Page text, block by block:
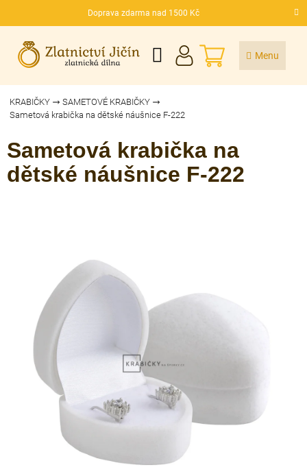
Doprava zdarma nad 1500 Kč
CZK
NÁKUPNÍ
KOŠÍK
KRABIČKY
SAMETOVÉ KRABIČKY
Sametová krabička na dětské náušnice F-222
Sametová krabička na
dětské náušnice F-222